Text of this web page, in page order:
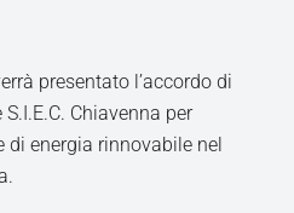
presentato l’accordo di
Chiavenna per
di energia rinnovabile nel